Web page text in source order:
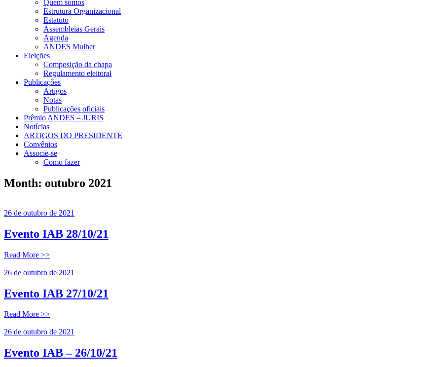
Quem somos
Estrutura Organizacional
Estatuto
Assembleias Gerais
Agenda
ANDES Mulher
Eleições
Composição da chapa
Regulamento eleitoral
Publicações
Artigos
Notas
Publicações oficiais
Prêmio ANDES – JURIS
Notícias
ARTIGOS DO PRESIDENTE
Convênios
Associe-se
Como fazer
Month: outubro 2021
26 de outubro de 2021
Evento IAB 28/10/21
Read More >>
26 de outubro de 2021
Evento IAB 27/10/21
Read More >>
26 de outubro de 2021
Evento IAB – 26/10/21